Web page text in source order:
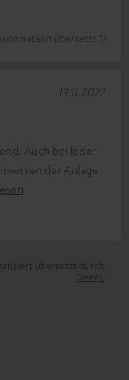
übersetzt *)
Auch bei leiser
der Anlage
13.11.2022